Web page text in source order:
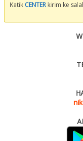
Ketik CENTER kirim ke